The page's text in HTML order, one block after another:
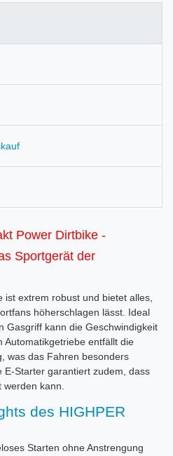
Power Dirtbike -
Sportgerät der
ist extrem robust und bietet alles,
höherschlagen lässt. Ideal
Gasgriff kann die Geschwindigkeit
Automatikgetriebe entfällt die
was das Fahren besonders
E-Starter garantiert zudem, dass
kann.
des HIGHPER
Starten ohne Anstrengung